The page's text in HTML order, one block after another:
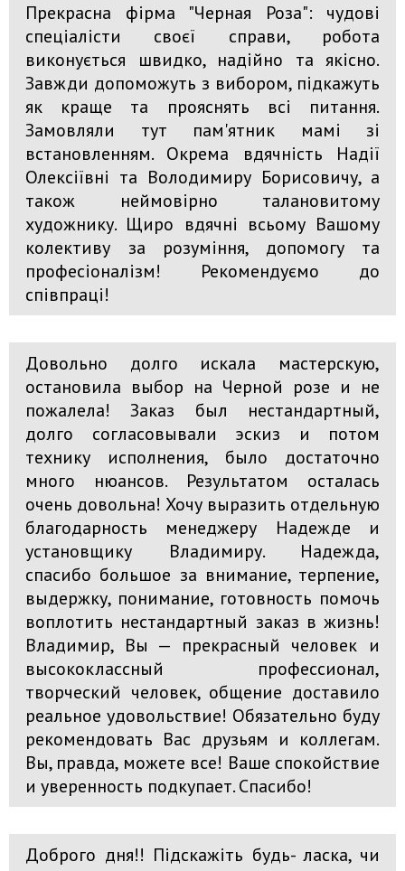
Прекрасна фірма "Черная Роза": чудові
спеціалісти своєї справи, робота
виконується швидко, надійно та якісно.
Завжди допоможуть з вибором, підкажуть
як краще та прояснять всі питання.
Замовляли тут пам'ятник мамі зі
встановленням. Окрема вдячність Надії
Олексіївні та Володимиру Борисовичу, а
також неймовірно талановитому
художнику. Щиро вдячні всьому Вашому
колективу за розуміння, допомогу та
професіоналізм! Рекомендуємо до
співпраці!
Довольно долго искала мастерскую,
остановила выбор на Черной розе и не
пожалела! Заказ был нестандартный,
долго согласовывали эскиз и потом
технику исполнения, было достаточно
много нюансов. Результатом осталась
очень довольна! Хочу выразить отдельную
благодарность менеджеру Надежде и
установщику Владимиру. Надежда,
спасибо большое за внимание, терпение,
выдержку, понимание, готовность помочь
воплотить нестандартный заказ в жизнь!
Владимир, Вы — прекрасный человек и
высококлассный профессионал,
творческий человек, общение доставило
реальное удовольствие! Обязательно буду
рекомендовать Вас друзьям и коллегам.
Вы, правда, можете все! Ваше спокойствие
и уверенность подкупает. Спасибо!
Доброго дня!! Підскажіть будь- ласка, чи